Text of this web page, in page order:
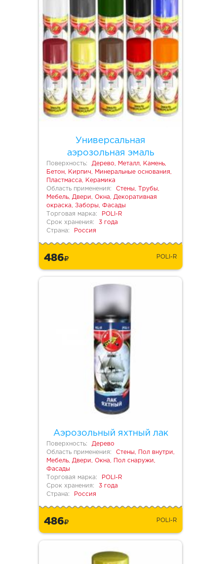
Универсальная
аэрозольная эмаль
Поверхность:
Дерево, Металл, Камень,
Бетон, Кирпич, Минеральные основания,
Пластмасса, Керамика
Область применения:
Стены, Трубы,
Мебель, Двери, Окна, Декоративная
окраска, Заборы, Фасады
Торговая марка:
POLI-R
Срок хранения:
3 года
Страна:
Россия
486 POLI-R
Аэрозольный яхтный лак
Поверхность:
Дерево
Область применения:
Стены, Пол внутри,
Мебель, Двери, Окна, Пол снаружи,
Фасады
Торговая марка:
POLI-R
Срок хранения:
3 года
Страна:
Россия
486 POLI-R